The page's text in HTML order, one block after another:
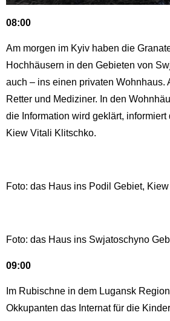
08:00
Am morgen im Kyiv haben die
Hochhäusern in den Gebieten von
auch – ins einen privaten Wohnhaus.
Retter und Mediziner. In den
die Information wird geklärt, informiert
Kiew Vitali Klitschko.
Foto: das Haus ins Podil Gebiet, Kiew
Foto: das Haus ins Swjatoschyno
09:00
Im Rubischne in dem Lugansk
Okkupanten das Internat für die